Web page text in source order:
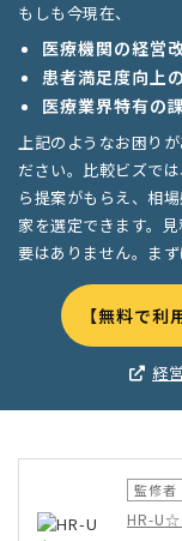
もしも今現在、
医療機関の経営
患者満足度向上
医療業界特有の
上記のようなお困り
ださい。比較ビズで
ら提案がもらえ、相
家を選定できます。
要はありません。ま
【無料で
経
監修者
HR-